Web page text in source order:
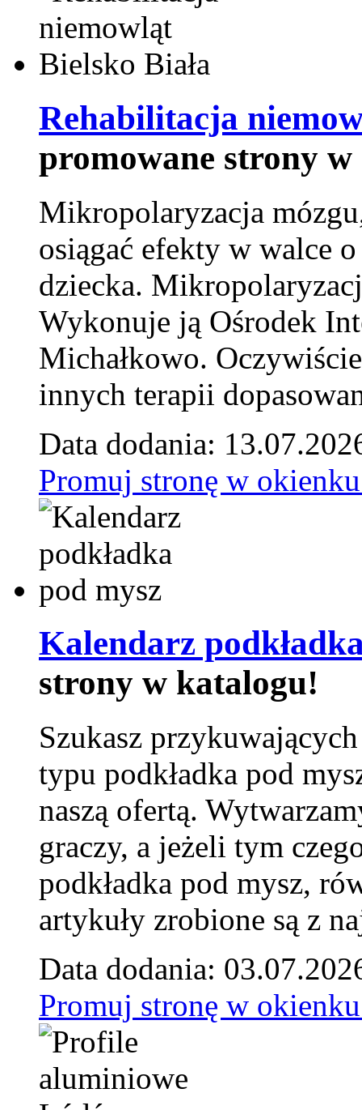
Rehabilitacja
promowane strony
Mikropolaryzacja
osiągać efekty w walce
dziecka.
Wykonuje ją Ośrodek
Michałkowo.
innych terapii
Data dodania:
Promuj stronę w
Kalendarz
strony w katalogu!
Szukasz
typu podkładka pod
naszą ofertą.
graczy, a jeżeli tym
podkładka pod mysz,
artykuły zrobione są z
Data dodania:
Promuj stronę w